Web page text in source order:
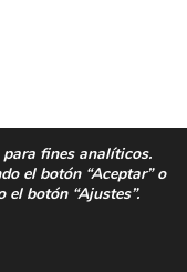
fines analíticos.
el botón “Aceptar” o
botón “Ajustes”.